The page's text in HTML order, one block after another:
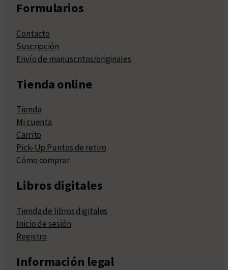
Formularios
Contacto
Suscripción
Envío de manuscritos/originales
Tienda online
Tienda
Mi cuenta
Carrito
Pick-Up Puntos de retiro
Cómo comprar
Libros digitales
Tienda de libros digitales
Inicio de sesión
Registro
Información legal